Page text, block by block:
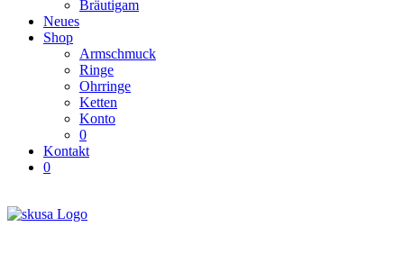
Bräutigam
Neues
Shop
Armschmuck
Ringe
Ohrringe
Ketten
Konto
0
Kontakt
0